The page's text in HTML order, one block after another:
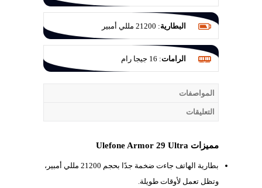
البطارية: 21200 مللي أمبير
الرامات: 16 جيجا رام
المواصفات
التعليقات
مميزات Ulefone Armor 29 Ultra
بطارية الهاتف جاءت ضخمة جدًا بحجم
21200 مللي أمبير،
وتظل تعمل لأوقات طويلة.